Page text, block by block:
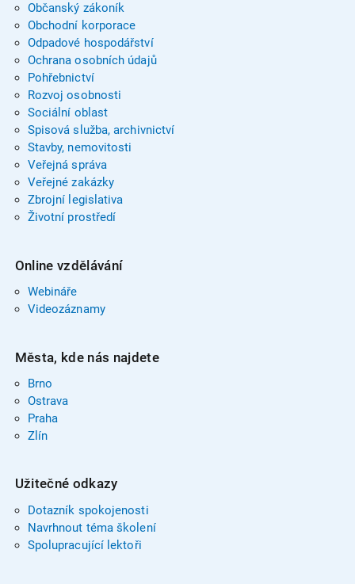
Občanský zákoník
Obchodní korporace
Odpadové hospodářství
Ochrana osobních údajů
Pohřebnictví
Rozvoj osobnosti
Sociální oblast
Spisová služba, archivnictví
Stavby, nemovitosti
Veřejná správa
Veřejné zakázky
Zbrojní legislativa
Životní prostředí
Online vzdělávání
Webináře
Videozáznamy
Města, kde nás najdete
Brno
Ostrava
Praha
Zlín
Užitečné odkazy
Dotazník spokojenosti
Navrhnout téma školení
Spolupracující lektoři